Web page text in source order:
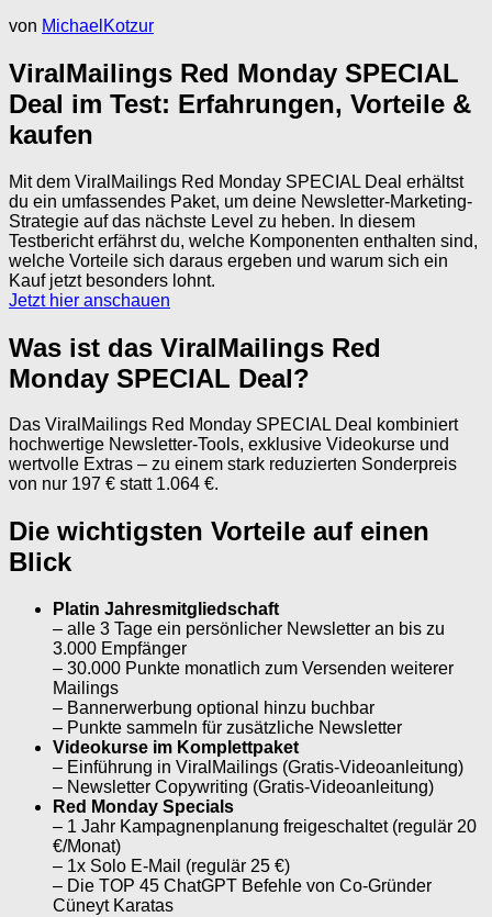
von MichaelKotzur
ViralMailings Red Monday SPECIAL
Deal im Test: Erfahrungen, Vorteile &
kaufen
Mit dem ViralMailings Red Monday SPECIAL Deal erhältst
du ein umfassendes Paket, um deine Newsletter-Marketing-
Strategie auf das nächste Level zu heben. In diesem
Testbericht erfährst du, welche Komponenten enthalten sind,
welche Vorteile sich daraus ergeben und warum sich ein
Kauf jetzt besonders lohnt.
Jetzt hier anschauen
Was ist das ViralMailings Red
Monday SPECIAL Deal?
Das ViralMailings Red Monday SPECIAL Deal kombiniert
hochwertige Newsletter-Tools, exklusive Videokurse und
wertvolle Extras – zu einem stark reduzierten Sonderpreis
von nur 197 € statt 1.064 €.
Die wichtigsten Vorteile auf einen
Blick
Platin Jahresmitgliedschaft
– alle 3 Tage ein persönlicher Newsletter an bis zu
3.000 Empfänger
– 30.000 Punkte monatlich zum Versenden weiterer
Mailings
– Bannerwerbung optional hinzu buchbar
– Punkte sammeln für zusätzliche Newsletter
Videokurse im Komplettpaket
– Einführung in ViralMailings (Gratis-Videoanleitung)
– Newsletter Copywriting (Gratis-Videoanleitung)
Red Monday Specials
– 1 Jahr Kampagnenplanung freigeschaltet (regulär 20
€/Monat)
– 1x Solo E-Mail (regulär 25 €)
– Die TOP 45 ChatGPT Befehle von Co-Gründer
Cüneyt Karatas